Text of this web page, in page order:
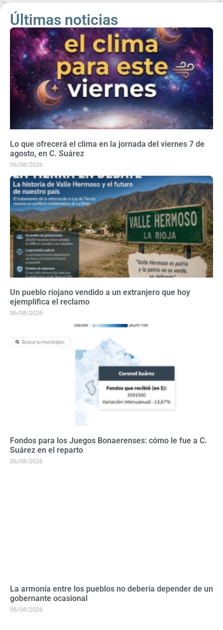
Últimas noticias
Lo que ofrecerá el clima en la jornada del viernes 7 de
agosto, en C. Suárez
06/08/2026
Un pueblo riojano vendido a un extranjero que hoy
ejemplifica el reclamo
06/08/2026
Fondos para los Juegos Bonaerenses: cómo le fue a C.
Suárez en el reparto
06/08/2026
La armonía entre los pueblos no debería depender de un
gobernante ocasional
06/08/2026